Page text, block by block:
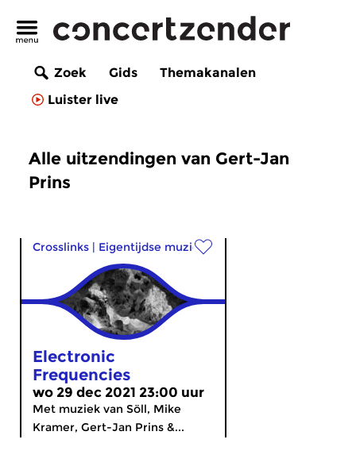
Zoek Gids
Themakanalen
Luister live
Alle uitzendingen van Gert-Jan
Prins
Crosslinks | Eigentijdse muziek
Electronic
Frequencies
wo 29 dec 2021 23:00 uur
Met muziek van Söll, Mike
Kramer, Gert-Jan Prins &...